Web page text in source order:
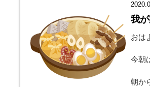
我
おは
今朝
朝か